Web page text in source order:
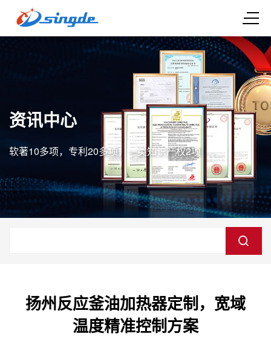
资讯中心
软著10多项，专利20多项，一类知识产权2项
扬州反应釜油加热器定制，宽域
温度精准控制方案